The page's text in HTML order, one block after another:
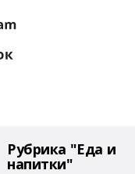
Рубрика "Еда и
напитки"